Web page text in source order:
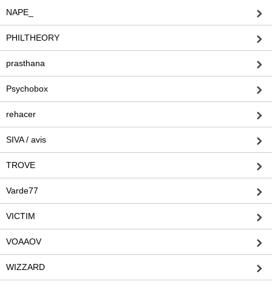
NAPE_
PHILTHEORY
prasthana
Psychobox
rehacer
SIVA / avis
TROVE
Varde77
VICTIM
VOAAOV
WIZZARD